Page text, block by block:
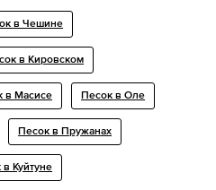
в Чешине
в Кировском
в Масисе Песок в Оле
Песок в Пружанах
Куйтуне